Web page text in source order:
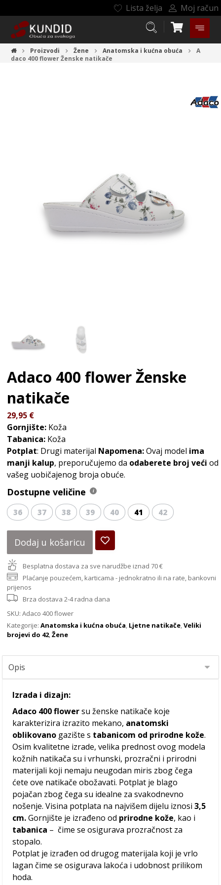
Lista želja Moj račun
Proizvodi Žene Anatomska i kućna obuća
A
daco 400 flowerŽenske natikače
Adaco 400 flowerŽenske
natikače
29,95 €
Gornjište: Koža
Tabanica: Koža
Potplat: Drugi materijal Napomena:Ovaj model ima
manji kalup, preporučujemo da odaberete broj veći od
vašeg uobičajenog broja obuće.
Dostupne veličine
36 37 38 39 40 41 42
Dodaj u košaricu
Besplatna dostava za sve narudžbe iznad 70 €
Plaćanje pouzećem, karticama - jednokratno ili na rate, bankovni
prijenos
Brza dostava 2-4 radna dana
SKU:Adaco 400 flower
Kategorije:Anatomska i kućna obuća, Ljetne natikače,Veliki
brojevi do 42,Žene
Izrada i dizajn:
Adaco 400 flowersu ženske natikače koje
karakterizira izrazito mekano, anatomski
oblikovano gazište s tabanicom od prirodne kože.
Osim kvalitetne izrade, velika prednost ovog modela
kožnih natikača su i vrhunski, prozračni i prirodni
materijali koji nemaju neugodan miris zbog čega
ćete ove natikače obožavati. Potplat je blago
pojačan zbog čega su idealne za svakodnevno
nošenje. Visina potplata na najvišem dijelu iznosi3,5
cm.Gornjište je izrađeno od prirodne kože, kao i
tabanica – čime se osigurava prozračnost za
stopalo.
Potplat je izrađen od drugog materijala koji je vrlo
lagan čime se osigurava lakoća i udobnost prilikom
hoda.